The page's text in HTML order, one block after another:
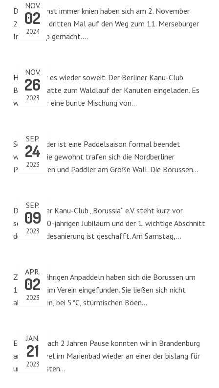
NOV.
02
2024
Die, die sonst immer knien haben sich am 2. November
2024 zum dritten Mal auf den Weg zum 11. Merseburger
Indoor-Cup gemacht.…
NOV.
26
2023
Heute war es wieder soweit. Der Berliner Kanu-Club
Borussia hatte zum Waldlauf der Kanuten eingeladen. Es
war wieder eine bunte Mischung von…
SEP.
24
2023
Schon wieder ist eine Paddelsaison formal beendet
worden. Wie gewohnt trafen sich die Nordberliner
Paddlerinnen und Paddler am Große Wall. Die Borussen…
SEP.
09
2023
Der Berliner Kanu-Club „Borussia“ e.V. steht kurz vor
seinem 100-jährigen Jubiläum und der 1. wichtige Abschnitt
der Gebäudesanierung ist geschafft. Am Samstag,…
APR.
02
2023
Zum diesjährigen Anpaddeln haben sich die Borussen um
10.00 Uhr im Verein eingefunden. Sie ließen sich nicht
abschrecken, bei 5°C, stürmischen Böen…
JAN.
21
2023
Endlich… nach 2 Jahren Pause konnten wir in Brandenburg
an der Havel im Marienbad wieder an einer der bislang für
uns schönsten…